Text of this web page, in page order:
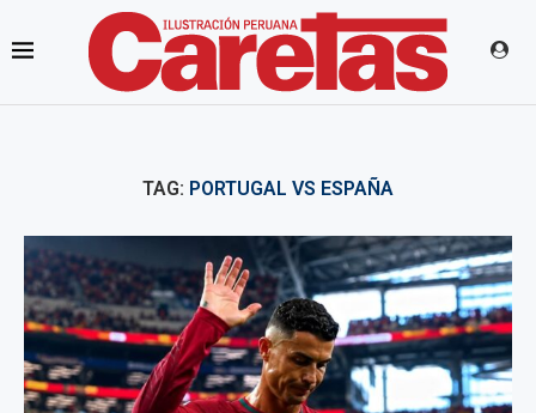
TAG: PORTUGAL VS ESPAÑA